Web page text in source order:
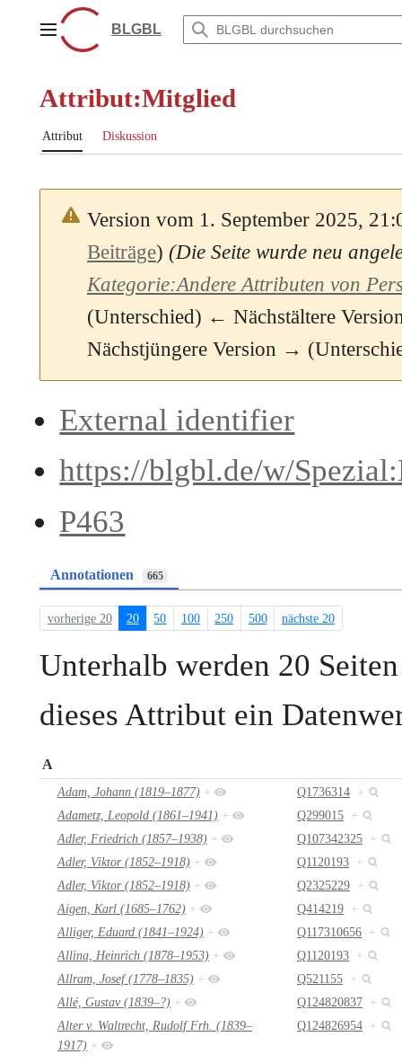
springenHauptmenüBLGBL
Attribut:Mitglied
Attribut Diskussion
Version vom 1. September 2025,
Beiträge) (Die Seite wurde neu
Kategorie:Andere Attributen von
(Unterschied) ← Nächstältere
Nächstjüngere Version →
External identifier
https://blgbl.de/w/
P463
Annotationen 665
vorherige 20 20 50 100 250 500 nächste 20
Unterhalb werden 20
dieses Attribut ein
A
Adam, Johann (1819–1877) + Q1736314 +
Adametz, Leopold (1861–1941) + Q299015 +
Adler, Friedrich (1857–1938) + Q107342325 +
Adler, Viktor (1852–1918) + Q1120193 +
Adler, Viktor (1852–1918) + Q2325229 +
Aigen, Karl (1685–1762) + Q414219 +
Alliger, Eduard (1841–1924) + Q117310656 +
Allina, Heinrich (1878–1953) + Q1120193 +
Allram, Josef (1778–1835) + Q521155 +
Allé, Gustav (1839–?) + Q124820837 +
Alter v. Waltrecht, Rudolf Frh. (1839–
1917) +
Q124826954 +